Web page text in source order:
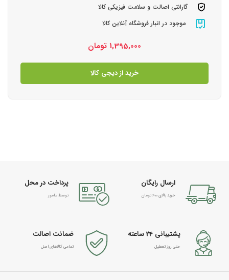
گارانتی اصالت و سلامت فیزیکی کالا
موجود در انبار فروشگاه آنلاین کالا
1,395,000 تومان
خرید از دیجی کالا
ارسال رایگان
خرید بالای 600 تومان
پرداخت در محل
توسط مامور
پشتیبانی 24 ساعته
حتی روز تعطیل
ضمانت اصالت
تمامی کالاهای اصل